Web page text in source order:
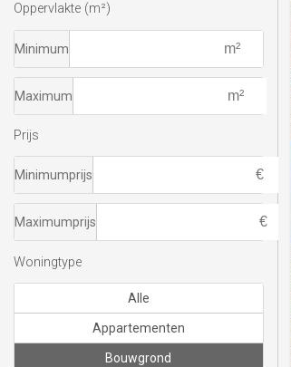
Oppervlakte (m²)
Minimum
Maximum
Prijs
Minimumprijs
Maximumprijs
Woningtype
Alle
Appartementen
Bouwgrond